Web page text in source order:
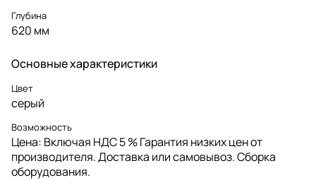
Глубина
620 мм
Основные характеристики
Цвет
серый
Возможность
Цена: Включая НДС 5 % Гарантия низких цен от
производителя. Доставка или самовывоз. Сборка
оборудования.